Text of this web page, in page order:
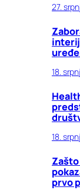
27.
18.
18.
prvo